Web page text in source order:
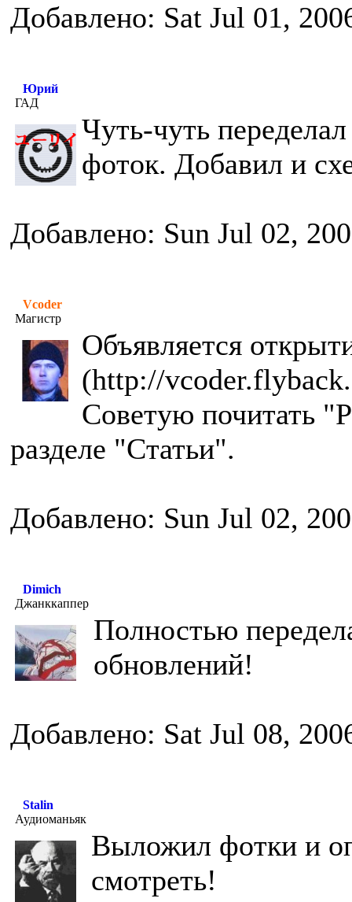
Добавлено: Sat Jul 01,
Юрий
ГАД
Чуть-чуть
фоток. Добавил и
Добавлено: Sun Jul 02,
Vcoder
Магистр
Объявляется
(http://
Советую почитать
разделе "Статьи".
Добавлено: Sun Jul 02,
Dimich
Джанккаппер
Полностью
обновлений!
Добавлено: Sat Jul 08,
Stalin
Аудиоманьяк
Выложил фотки и
смотреть!